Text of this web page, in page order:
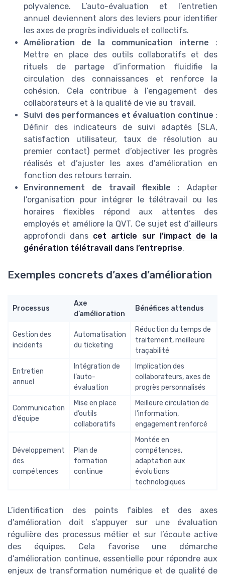
polyvalence. L’auto-évaluation et l’entretien
annuel deviennent alors des leviers pour identifier
les axes de progrès individuels et collectifs.
Amélioration de la communication interne :
Mettre en place des outils collaboratifs et des
rituels de partage d’information fluidifie la
circulation des connaissances et renforce la
cohésion. Cela contribue à l’engagement des
collaborateurs et à la qualité de vie au travail.
Suivi des performances et évaluation continue :
Définir des indicateurs de suivi adaptés (SLA,
satisfaction utilisateur, taux de résolution au
premier contact) permet d’objectiver les progrès
réalisés et d’ajuster les axes d’amélioration en
fonction des retours terrain.
Environnement de travail flexible : Adapter
l’organisation pour intégrer le télétravail ou les
horaires flexibles répond aux attentes des
employés et améliore la QVT. Ce sujet est d’ailleurs
approfondi dans cet article sur l’impact de la
génération télétravail dans l’entreprise.
Exemples concrets d’axes d’amélioration
Processus
Axe
d’amélioration
Bénéfices attendus
Gestion des
incidents
Automatisation
du ticketing
Réduction du temps de
traitement, meilleure
traçabilité
Entretien
annuel
Intégration de
l’auto-
évaluation
Implication des
collaborateurs, axes de
progrès personnalisés
Communication
d’équipe
Mise en place
d’outils
collaboratifs
Meilleure circulation de
l’information,
engagement renforcé
Développement
des
compétences
Plan de
formation
continue
Montée en
compétences,
adaptation aux
évolutions
technologiques
L’identification des points faibles et des axes
d’amélioration doit s’appuyer sur une évaluation
régulière des processus métier et sur l’écoute active
des équipes. Cela favorise une démarche
d’amélioration continue, essentielle pour répondre aux
enjeux de transformation numérique et de qualité de